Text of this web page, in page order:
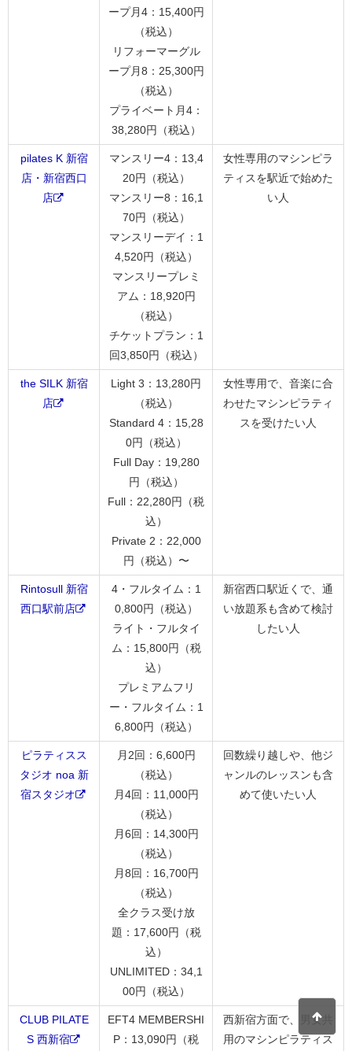
ープ月4：15,400円
（税込）
リフォーマーグル
ープ月8：25,300円
（税込）
プライベート月4：
38,280円（税込）
pilates K 新宿
店・新宿西口
店
マンスリー4：13,4
20円（税込）
マンスリー8：16,1
70円（税込）
マンスリーデイ：1
4,520円（税込）
マンスリープレミ
アム：18,920円
（税込）
チケットプラン：1
回3,850円（税込）
女性専用のマシンピラ
ティスを駅近で始めた
い人
the SILK 新宿
店
Light 3：13,280円
（税込）
Standard 4：15,28
0円（税込）
Full Day：19,280
円（税込）
Full：22,280円（税
込）
Private 2：22,000
円（税込）〜
女性専用で、音楽に合
わせたマシンピラティ
スを受けたい人
Rintosull 新宿
西口駅前店
4・フルタイム：1
0,800円（税込）
ライト・フルタイ
ム：15,800円（税
込）
プレミアムフリ
ー・フルタイム：1
6,800円（税込）
新宿西口駅近くで、通
い放題系も含めて検討
したい人
ピラティスス
タジオ noa 新
宿スタジオ
月2回：6,600円
（税込）
月4回：11,000円
（税込）
月6回：14,300円
（税込）
月8回：16,700円
（税込）
全クラス受け放
題：17,600円（税
込）
UNLIMITED：34,1
00円（税込）
回数繰り越しや、他ジ
ャンルのレッスンも含
めて使いたい人
CLUB PILATE
S 西新宿
EFT4 MEMBERSHI
P：13,090円（税
西新宿方面で、男女共
用のマシンピラティス